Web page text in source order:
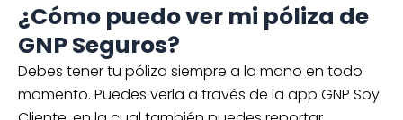
¿Cómo puedo ver mi póliza de
GNP Seguros?
Debes tener tu póliza siempre a la mano en todo
momento. Puedes verla a través de la app GNP Soy